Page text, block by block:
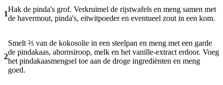
1
Hak de pinda's grof. Verkruimel de rijstwafels en meng samen met
de havermout, pinda's, eitwitpoeder en eventueel zout in een kom.
2
Smelt ⅔ van de kokosolie in een steelpan en meng met een garde
de pindakaas, ahornsiroop, melk en het vanille-extract erdoor. Voeg
het pindakaasmengsel toe aan de droge ingrediënten en meng
goed.